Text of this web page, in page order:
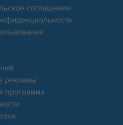
соглашение
рекламы
программа